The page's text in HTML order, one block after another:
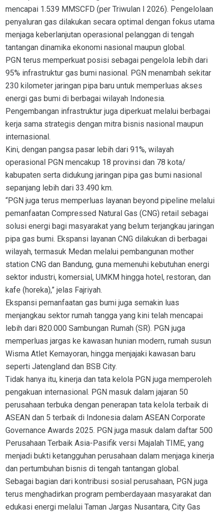
mencapai 1.539 MMSCFD (per Triwulan I 2026). Pengelolaan
penyaluran gas dilakukan secara optimal dengan fokus utama
menjaga keberlanjutan operasional pelanggan di tengah
tantangan dinamika ekonomi nasional maupun global.
PGN terus memperkuat posisi sebagai pengelola lebih dari
95% infrastruktur gas bumi nasional. PGN menambah sekitar
230 kilometer jaringan pipa baru untuk memperluas akses
energi gas bumi di berbagai wilayah Indonesia.
Pengembangan infrastruktur juga diperkuat melalui berbagai
kerja sama strategis dengan mitra bisnis nasional maupun
internasional.
Kini, dengan pangsa pasar lebih dari 91%, wilayah
operasional PGN mencakup 18 provinsi dan 78 kota/
kabupaten serta didukung jaringan pipa gas bumi nasional
sepanjang lebih dari 33.490 km.
“PGN juga terus memperluas layanan beyond pipeline melalui
pemanfaatan Compressed Natural Gas (CNG) retail sebagai
solusi energi bagi masyarakat yang belum terjangkau jaringan
pipa gas bumi. Ekspansi layanan CNG dilakukan di berbagai
wilayah, termasuk Medan melalui pembangunan mother
station CNG dan Bandung, guna memenuhi kebutuhan energi
sektor industri, komersial, UMKM hingga hotel, restoran, dan
kafe (horeka),” jelas Fajriyah.
Ekspansi pemanfaatan gas bumi juga semakin luas
menjangkau sektor rumah tangga yang kini telah mencapai
lebih dari 820.000 Sambungan Rumah (SR). PGN juga
memperluas jargas ke kawasan hunian modern, rumah susun
Wisma Atlet Kemayoran, hingga menjajaki kawasan baru
seperti Jatengland dan BSB City.
Tidak hanya itu, kinerja dan tata kelola PGN juga memperoleh
pengakuan internasional. PGN masuk dalam jajaran 50
perusahaan terbuka dengan penerapan tata kelola terbaik di
ASEAN dan 5 terbaik di Indonesia dalam ASEAN Corporate
Governance Awards 2025. PGN juga masuk dalam daftar 500
Perusahaan Terbaik Asia-Pasifik versi Majalah TIME, yang
menjadi bukti ketangguhan perusahaan dalam menjaga kinerja
dan pertumbuhan bisnis di tengah tantangan global.
Sebagai bagian dari kontribusi sosial perusahaan, PGN juga
terus menghadirkan program pemberdayaan masyarakat dan
edukasi energi melalui Taman Jargas Nusantara, City Gas